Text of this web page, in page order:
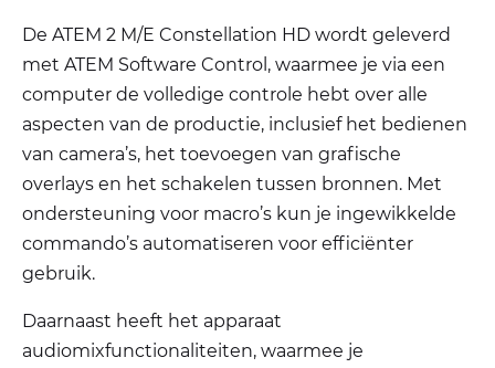
De ATEM 2 M/E Constellation HD wordt geleverd
met ATEM Software Control, waarmee je via een
computer de volledige controle hebt over alle
aspecten van de productie, inclusief het bedienen
van camera’s, het toevoegen van grafische
overlays en het schakelen tussen bronnen. Met
ondersteuning voor macro’s kun je ingewikkelde
commando’s automatiseren voor efficiënter
gebruik.
Daarnaast heeft het apparaat
audiomixfunctionaliteiten, waarmee je